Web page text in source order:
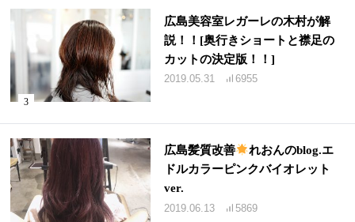
広島美容室レガーレの木村が解
説！！[奥行きショートと襟足の
カットの決定版！！]
2019.05.31 6955
広島髪質改善
れおんのblog.エ
ドルカラーピンクバイオレット
ver.
2019.06.13 5869